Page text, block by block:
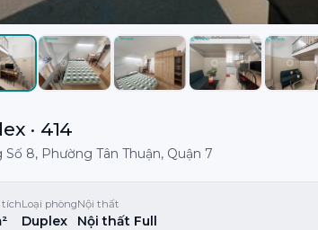
· 414
8, Phường Tân Thuận, Quận 7
tíchLoại phòng
Duplex
Nội thất
Nội thất Full